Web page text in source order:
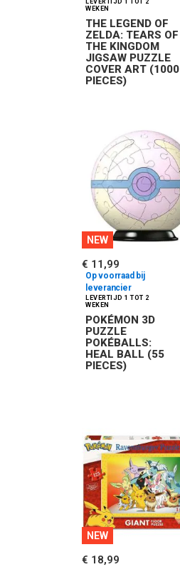
THE LEGEND OF
ZELDA: TEARS OF
THE KINGDOM
JIGSAW PUZZLE
COVER ART (1000
PIECES)
NEW
POKÉMON 3D
PUZZLE
POKÉBALLS:
HEAL BALL (55
PIECES)
€ 11,99
Op voorraad bij
leverancier
NEW
€ 18,99